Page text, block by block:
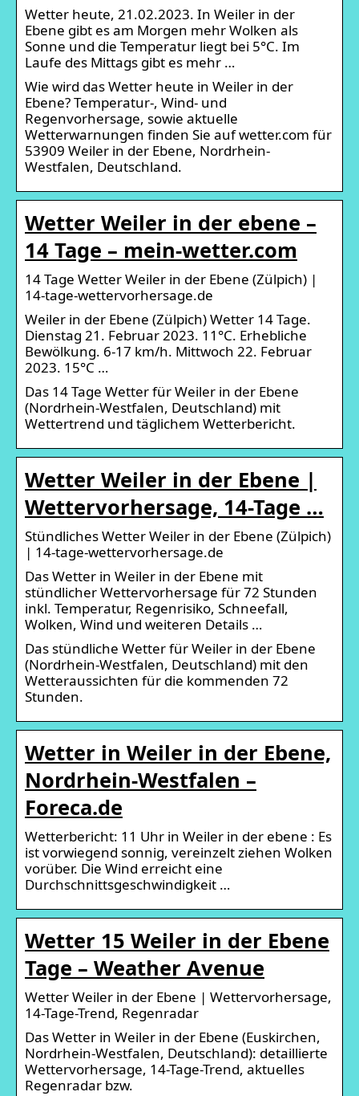
Wetter heute, 21.02.2023. In Weiler in der
Ebene gibt es am Morgen mehr Wolken als
Sonne und die Temperatur liegt bei 5°C. Im
Laufe des Mittags gibt es mehr …
Wie wird das Wetter heute in Weiler in der
Ebene? Temperatur-, Wind- und
Regenvorhersage, sowie aktuelle
Wetterwarnungen finden Sie auf wetter.com für
53909 Weiler in der Ebene, Nordrhein-
Westfalen, Deutschland.
Wetter Weiler in der ebene –
14 Tage – mein-wetter.com
14 Tage Wetter Weiler in der Ebene (Zülpich) |
14-tage-wettervorhersage.de
Weiler in der Ebene (Zülpich) Wetter 14 Tage.
Dienstag 21. Februar 2023. 11°C. Erhebliche
Bewölkung. 6-17 km/h. Mittwoch 22. Februar
2023. 15°C …
Das 14 Tage Wetter für Weiler in der Ebene
(Nordrhein-Westfalen, Deutschland) mit
Wettertrend und täglichem Wetterbericht.
Wetter Weiler in der Ebene |
Wettervorhersage, 14-Tage …
Stündliches Wetter Weiler in der Ebene (Zülpich)
| 14-tage-wettervorhersage.de
Das Wetter in Weiler in der Ebene mit
stündlicher Wettervorhersage für 72 Stunden
inkl. Temperatur, Regenrisiko, Schneefall,
Wolken, Wind und weiteren Details …
Das stündliche Wetter für Weiler in der Ebene
(Nordrhein-Westfalen, Deutschland) mit den
Wetteraussichten für die kommenden 72
Stunden.
Wetter in Weiler in der Ebene,
Nordrhein-Westfalen –
Foreca.de
Wetterbericht: 11 Uhr in Weiler in der ebene : Es
ist vorwiegend sonnig, vereinzelt ziehen Wolken
vorüber. Die Wind erreicht eine
Durchschnittsgeschwindigkeit …
Wetter 15 Weiler in der Ebene
Tage – Weather Avenue
Wetter Weiler in der Ebene | Wettervorhersage,
14-Tage-Trend, Regenradar
Das Wetter in Weiler in der Ebene (Euskirchen,
Nordrhein-Westfalen, Deutschland): detaillierte
Wettervorhersage, 14-Tage-Trend, aktuelles
Regenradar bzw.